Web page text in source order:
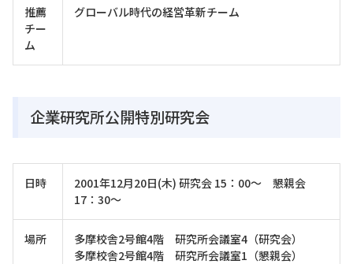
推薦
チー
ム
グローバル時代の経営革新チーム
企業研究所公開特別研究会
日時
2001年12月20日(木) 研究会 15：00～ 懇親会
17：30～
場所
多摩校舎2号館4階 研究所会議室4（研究会）
多摩校舎2号館4階 研究所会議室1（懇親会）